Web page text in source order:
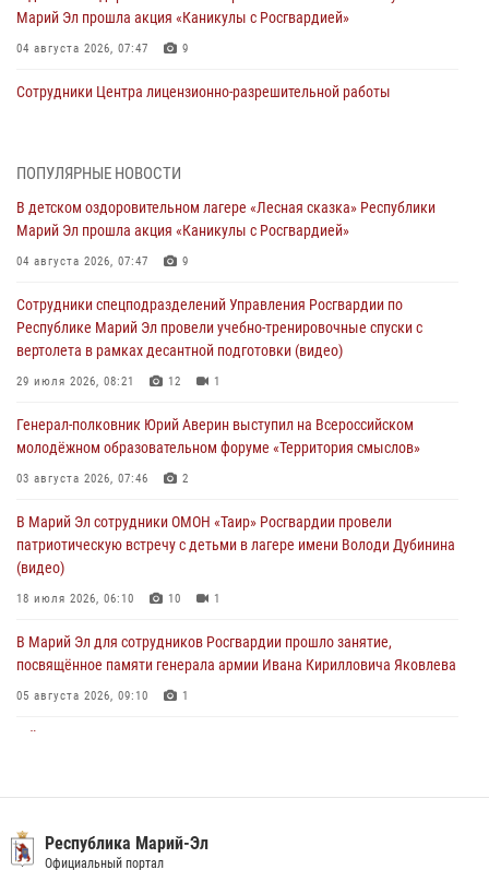
Марий Эл прошла акция «Каникулы с Росгвардией»
04 августа 2026, 07:47 9
Сотрудники Центра лицензионно-разрешительной работы
04 августа 2026, 06:46
В Йошкар-Оле для сотрудников Росгвардии провели занятие по
антикоррупционной тематике
04 августа 2026, 06:06 2
Генерал-полковник Юрий Аверин выступил на Всероссийском
молодёжном образовательном форуме «Территория смыслов»
03 августа 2026, 07:46
празднования Дня ВДВ и проведения матчевого турнира на Кубок
Раимкуля Малахбекова
03 августа 2026, 06:52 7
Центральная войсковая комендатура Росгвардии отмечает день
образования 2 августа
02 августа 2026, 11:44
ПОПУЛЯРНЫЕ НОВОСТИ
В детском оздоровительном лагере «Лесная сказка» Республики
Марий Эл прошла акция «Каникулы с Росгвардией»
04 августа 2026, 07:47 9
Сотрудники спецподразделений Управления Росгвардии по
Республике Марий Эл провели учебно-тренировочные спуски с
вертолета в рамках десантной подготовки (видео)
29 июля 2026, 08:21 12 1
Генерал-полковник Юрий Аверин выступил на Всероссийском
молодёжном образовательном форуме «Территория смыслов»
03 августа 2026, 07:46 2
В Марий Эл сотрудники ОМОН «Таир» Росгвардии провели
патриотическую встречу с детьми в лагере имени Володи Дубинина
(видео)
18 июля 2026, 06:10 10 1
В Марий Эл для сотрудников Росгвардии прошло занятие,
посвящённое памяти генерала армии Ивана Кирилловича Яковлева
05 августа 2026, 09:10 1
В Марий Эл сотрудники Росгвардии присоединились к масштабной
донорской акции (видео)